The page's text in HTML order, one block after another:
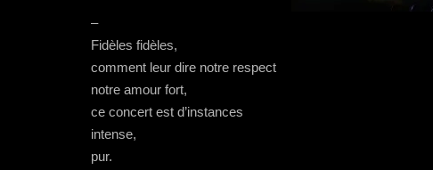
–
Fidèles fidèles,
comment leur dire notre respect
notre amour fort,
ce concert est d’instances
intense,
pur.